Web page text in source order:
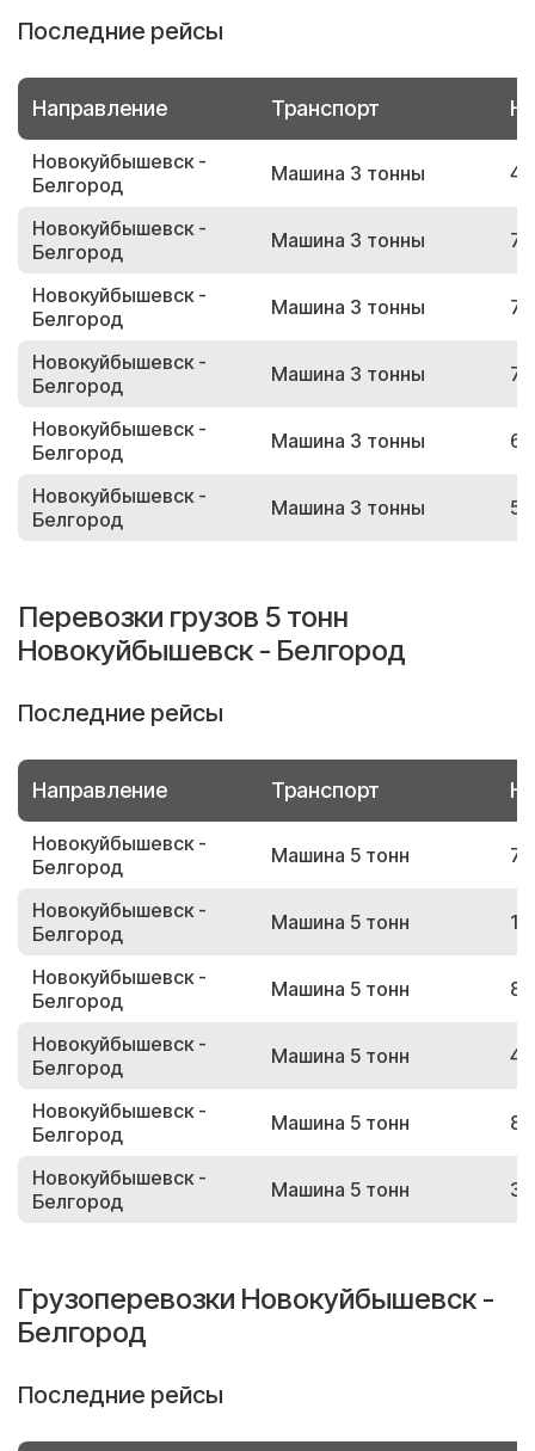
Последние рейсы
Направление Транспорт
Новокуйбышевск -
Белгород
Машина 3 тонны
Новокуйбышевск -
Белгород
Машина 3 тонны
Новокуйбышевск -
Белгород
Машина 3 тонны
Новокуйбышевск -
Белгород
Машина 3 тонны
Новокуйбышевск -
Белгород
Машина 3 тонны
Новокуйбышевск -
Белгород
Машина 3 тонны
Перевозки грузов 5 тонн
Новокуйбышевск - Белгород
Последние рейсы
Направление Транспорт
Новокуйбышевск -
Белгород
Машина 5 тонн
Новокуйбышевск -
Белгород
Машина 5 тонн
Новокуйбышевск -
Белгород
Машина 5 тонн
Новокуйбышевск -
Белгород
Машина 5 тонн
Новокуйбышевск -
Белгород
Машина 5 тонн
Новокуйбышевск -
Белгород
Машина 5 тонн
Грузоперевозки Новокуйбышевск -
Белгород
Последние рейсы